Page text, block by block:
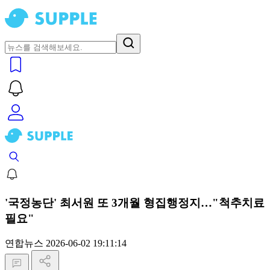
'국정농단' 최서원 또 3개월 형집행정지…"척추치료
필요"
연합뉴스 2026-06-02 19:11:14